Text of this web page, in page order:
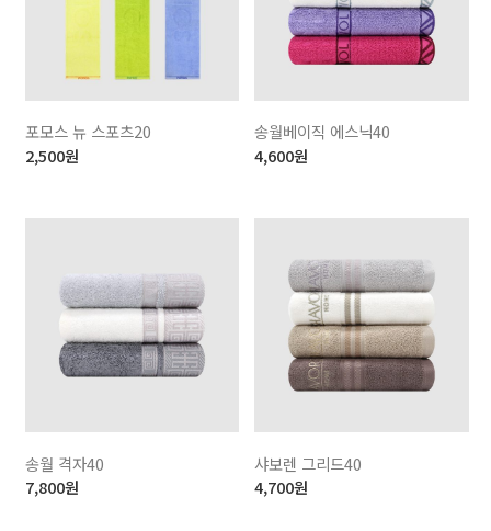
포모스 뉴 스포츠20
2,500원
송월베이직 에스닉40
4,600원
송월 격자40
7,800원
샤보렌 그리드40
4,700원